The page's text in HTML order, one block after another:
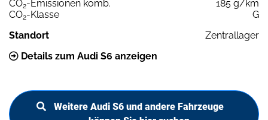
CO2-Emissionen komb.
185 g/km
CO2-Klasse
G
Standort
Zentrallager
Details zum Audi S6 anzeigen
Weitere Audi S6 und andere Fahrzeuge